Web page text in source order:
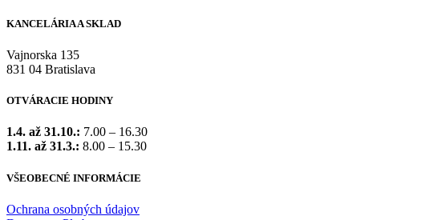
KANCELÁRIA A SKLAD
Vajnorska 135
831 04 Bratislava
OTVÁRACIE HODINY
1.4. až 31.10.: 7.00 – 16.30
1.11. až 31.3.: 8.00 – 15.30
VŠEOBECNÉ INFORMÁCIE
Ochrana osobných údajov